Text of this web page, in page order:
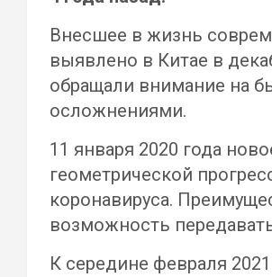
Внесшее в жизнь
выявлено в Китае в
обращали внимание на
осложнениями.
11 января 2020 года
геометрической
коронавируса.
возможность
К середине февраля